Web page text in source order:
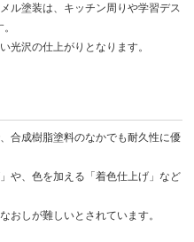
ル塗装は、キッチン周りや学習デス
光沢の仕上がりとなります。
合成樹脂塗料のなかでも耐久性に優
や、色を加える「着色仕上げ」など
おしが難しいとされています。